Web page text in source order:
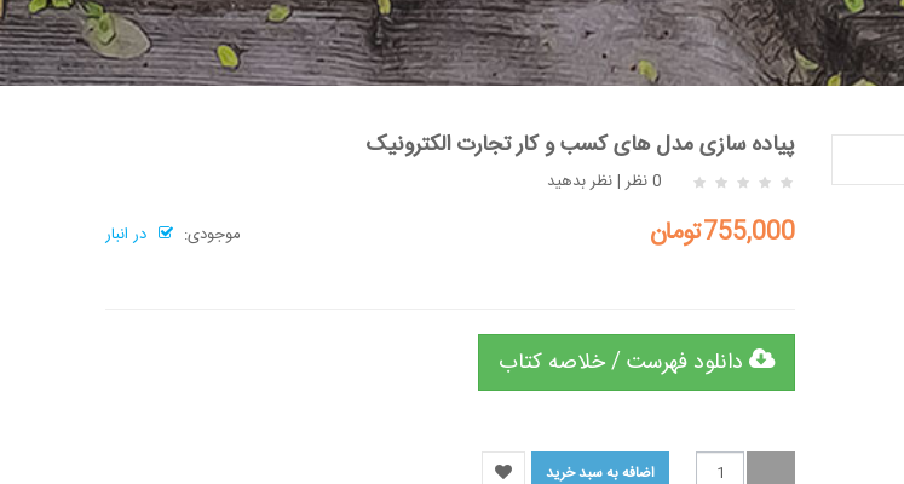
پیاده سازی مدل های کسب و کار تجارت الکترونیک
0 نظر |نظر بدهید
موجودی:
در انبار 755,000تومان
دانلود فهرست / خلاصه کتاب